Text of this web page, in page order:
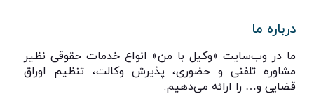
درباره ما
ما در وب‌سایت «وکیل با من» انواع خدمات حقوقی نظیر
مشاوره تلفنی و حضوری، پذیرش وکالت، تنظیم اوراق
قضایی و… را ارائه می‌دهیم.